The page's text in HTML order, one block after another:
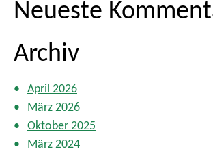
Neueste
Archiv
April 2026
März 2026
Oktober 2025
März 2024